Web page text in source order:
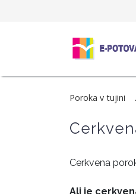
Poroka v tujini
Cerkvena
Ali je